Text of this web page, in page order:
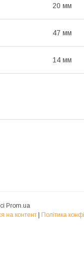
20 мм
47 мм
14 мм
Prom.ua
на контент
Політика